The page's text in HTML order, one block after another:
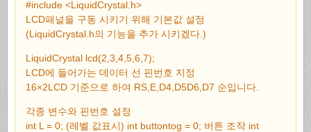
#include <LiquidCrystal.h>
LCD패널을 구동 시키기 위해 기본값 설정
(LiquidCrystal.h의 기능을 추가 시키겠다.)
LiquidCrystal lcd(2,3,4,5,6,7);
LCD에 들어가는 데이터 선 핀번호 지정
16×2LCD 기준으로 하여 RS,E,D4,D5D6,D7 순입니다.
각종 변수와 핀번호 설정
int L = 0; (레벨 값표시) int buttontog = 0; 버튼 조작 int